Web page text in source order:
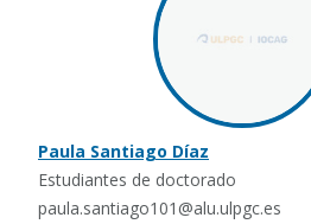
Paula Santiago Díaz
Estudiantes de doctorado
paula.santiago101@alu.ulpgc.es